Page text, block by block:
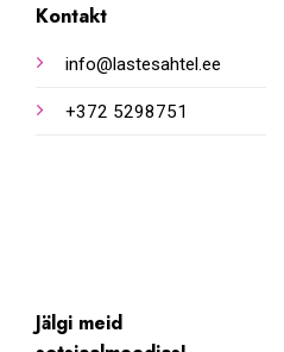
Kontakt
info@lastesahtel.ee
+372 5298751
Jälgi meid